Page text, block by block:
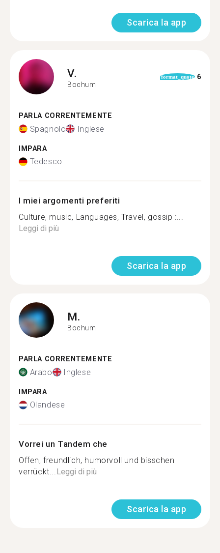
Scarica la app
V.
Bochum
format_quote 6
PARLA CORRENTEMENTE
Spagnolo Inglese
IMPARA
Tedesco
I miei argomenti preferiti
Culture, music, Languages, Travel, gossip :...
Leggi di più
Scarica la app
M.
Bochum
PARLA CORRENTEMENTE
Arabo Inglese
IMPARA
Olandese
Vorrei un Tandem che
Offen, freundlich, humorvoll und bisschen
verrückt...Leggi di più
Scarica la app